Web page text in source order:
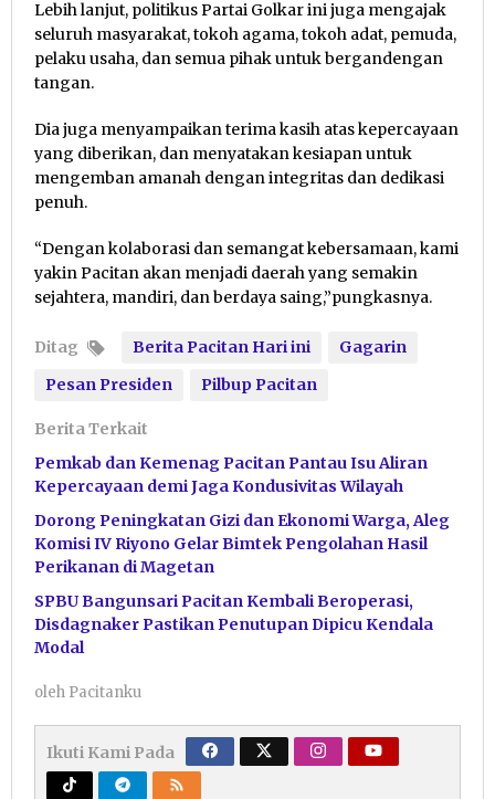
Lebih lanjut, politikus Partai Golkar ini juga mengajak
seluruh masyarakat, tokoh agama, tokoh adat, pemuda,
pelaku usaha, dan semua pihak untuk bergandengan
tangan.
Dia juga menyampaikan terima kasih atas kepercayaan
yang diberikan, dan menyatakan kesiapan untuk
mengemban amanah dengan integritas dan dedikasi
penuh.
“Dengan kolaborasi dan semangat kebersamaan, kami
yakin Pacitan akan menjadi daerah yang semakin
sejahtera, mandiri, dan berdaya saing,”pungkasnya.
Ditag Berita Pacitan Hari ini
Gagarin
Pesan Presiden
Pilbup Pacitan
Berita Terkait
Pemkab dan Kemenag Pacitan Pantau Isu Aliran
Kepercayaan demi Jaga Kondusivitas Wilayah
Dorong Peningkatan Gizi dan Ekonomi Warga, Aleg
Komisi IV Riyono Gelar Bimtek Pengolahan Hasil
Perikanan di Magetan
SPBU Bangunsari Pacitan Kembali Beroperasi,
Disdagnaker Pastikan Penutupan Dipicu Kendala
Modal
oleh Pacitanku
Ikuti Kami Pada